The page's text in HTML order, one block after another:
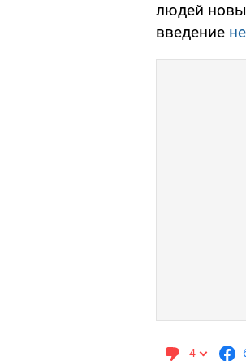
людей
введение
4